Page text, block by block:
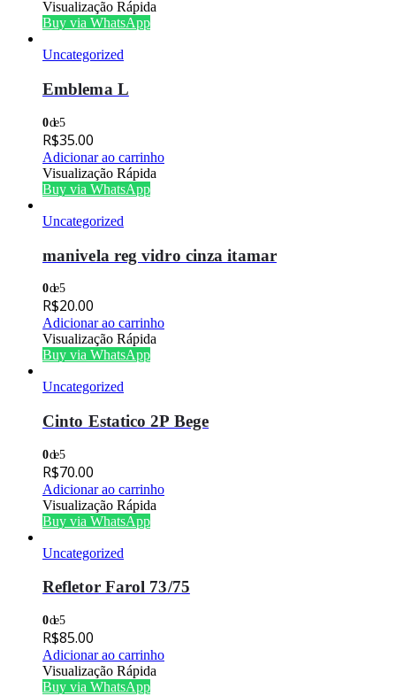
Visualização Rápida
Buy via WhatsApp
Uncategorized
Emblema L
0de 5
R$35.00
Adicionar ao carrinho
Visualização Rápida
Buy via WhatsApp
Uncategorized
manivela reg vidro cinza itamar
0de 5
R$20.00
Adicionar ao carrinho
Visualização Rápida
Buy via WhatsApp
Uncategorized
Cinto Estatico 2P Bege
0de 5
R$70.00
Adicionar ao carrinho
Visualização Rápida
Buy via WhatsApp
Uncategorized
Refletor Farol 73/75
0de 5
R$85.00
Adicionar ao carrinho
Visualização Rápida
Buy via WhatsApp